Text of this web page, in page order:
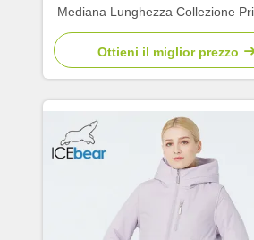
Mediana Lunghezza Collezione
Per Donne Autunno
Ottieni il miglior prezzo